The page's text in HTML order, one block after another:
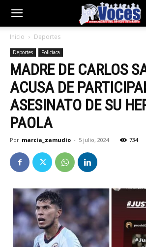
Inicio Deportes
Deportes Policiaca
MADRE DE CARLOS
ACUSA DE
ASESINATO DE SU
PAOLA
Por marcia_zamudio - 5 julio, 2024 734